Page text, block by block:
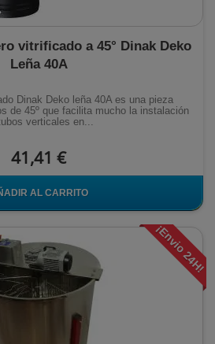
vitrificado a 45° Dinak Deko
Leña 40A
Dinak Deko leña 40A es una pieza
de 45º que facilita mucho la instalación
verticales en...
41,41 €
AL CARRITO
¡Envio 24H!